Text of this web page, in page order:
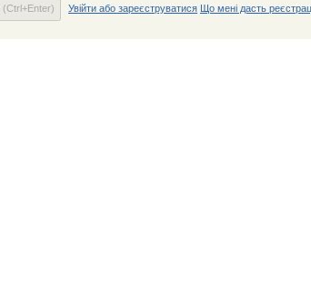
(Ctrl+Enter) Увійти або зареєструватися Що мені дасть